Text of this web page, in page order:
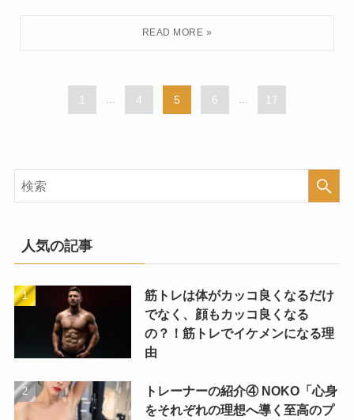
1 4 5 6 17
人気の記事
筋トレは体がカッコ良くなるだけ
でなく、顔もカッコ良くなる
の？！筋トレでイケメンになる理
由
トレーナーの紹介④ NOKO「心身
をそれぞれの理想へ導く至高のプ